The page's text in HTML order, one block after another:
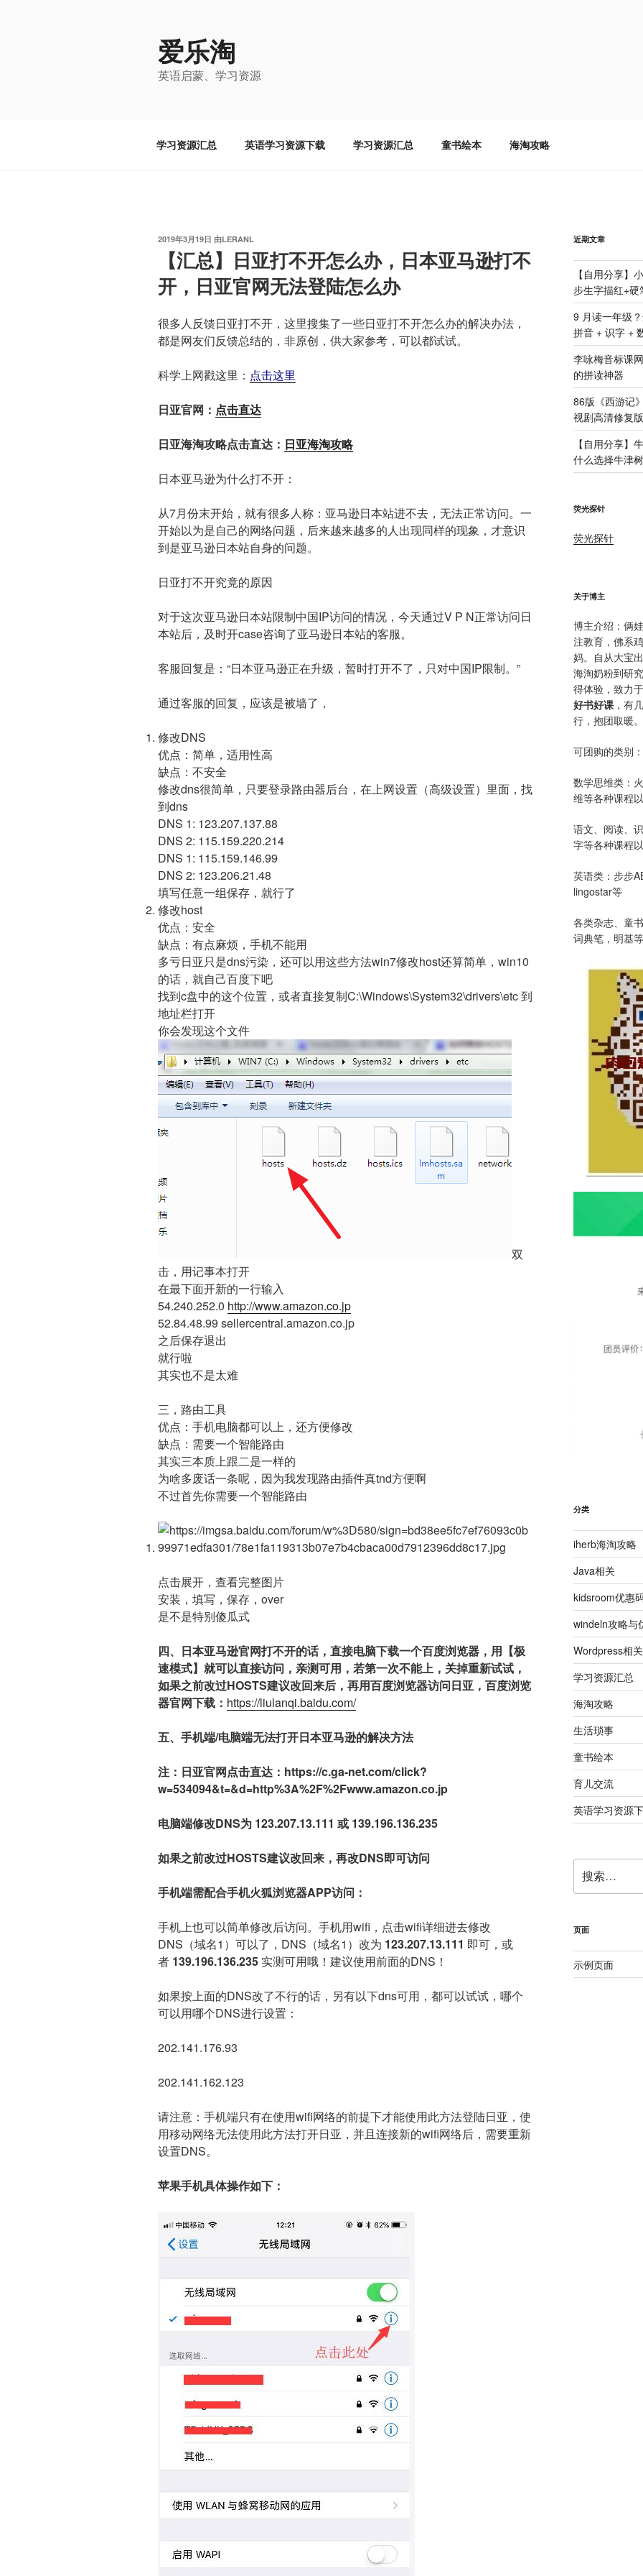
爱乐淘
英语启蒙、学习资源
学习资源汇总 英语学习资源下载 学习资源汇总 童书绘本 海淘攻略
发
2019年3月19日 由LERANL
【汇总】日亚打不开怎么办，日本亚马逊打不
开，日亚官网无法登陆怎么办
很多人反馈日亚打不开，这里搜集了一些日亚打不开怎么办的解决办法，
都是网友们反馈总结的，非原创，供大家参考，可以都试试。
科学上网戳这里： 点击这里
日亚官网： 点击直达
日亚海淘攻略点击直达： 日亚海淘攻略
日本亚马逊为什么打不开：
从7月份末开始，就有很多人称：亚马逊日本站进不去，无法正常访问。一
开始以为是自己的网络问题，后来越来越多的人出现同样的现象，才意识
到是亚马逊日本站自身的问题。
日亚打不开究竟的原因
对于这次亚马逊日本站限制中国IP访问的情况，今天通过V P N正常访问日
本站后，及时开case咨询了亚马逊日本站的客服。
客服回复是：“日本亚马逊正在升级，暂时打开不了，只对中国IP限制。”
通过客服的回复，应该是被墙了，
修改DNS
优点：简单，适用性高
缺点：不安全
修改dns很简单，只要登录路由器后台，在上网设置（高级设置）里面，找
到dns
DNS 1: 123.207.137.88
DNS 2: 115.159.220.214
DNS 1: 115.159.146.99
DNS 2: 123.206.21.48
填写任意一组保存，就行了
修改host
优点：安全
缺点：有点麻烦，手机不能用
多亏日亚只是dns污染，还可以用这些方法win7修改host还算简单，win10
的话，就自己百度下吧
找到c盘中的这个位置，或者直接复制C:\Windows\System32\drivers\etc 到
地址栏打开
你会发现这个文件
双
击，用记事本打开
在最下面开新的一行输入
54.240.252.0 http://www.amazon.co.jp
52.84.48.99 sellercentral.amazon.co.jp
之后保存退出
就行啦
其实也不是太难
三，路由工具
优点：手机电脑都可以上，还方便修改
缺点：需要一个智能路由
其实三本质上跟二是一样的
为啥多废话一条呢，因为我发现路由插件真tnd方便啊
不过首先你需要一个智能路由
点击展开，查看完整图片
安装，填写，保存，over
是不是特别傻瓜式
四、日本亚马逊官网打不开的话，直接电脑下载一个百度浏览器，用【极
速模式】就可以直接访问，亲测可用，若第一次不能上，关掉重新试试，
如果之前改过HOSTS建议改回来后，再用百度浏览器访问日亚，百度浏览
器官网下载： https://liulanqi.baidu.com/
五、手机端/电脑端无法打开日本亚马逊的解决方法
注：日亚官网点击直达：https://c.ga-net.com/click?
w=534094&t=&d=http%3A%2F%2Fwww.amazon.co.jp
电脑端修改DNS为 123.207.13.111 或 139.196.136.235
如果之前改过HOSTS建议改回来，再改DNS即可访问
手机端需配合手机火狐浏览器APP访问：
手机上也可以简单修改后访问。手机用wifi，点击wifi详细进去修改
DNS（域名1）可以了，DNS（域名1）改为 123.207.13.111 即可，或
者 139.196.136.235 实测可用哦！建议使用前面的DNS！
如果按上面的DNS改了不行的话，另有以下dns可用，都可以试试，哪个
可以用哪个DNS进行设置：
202.141.176.93
202.141.162.123
请注意：手机端只有在使用wifi网络的前提下才能使用此方法登陆日亚，使
用移动网络无法使用此方法打开日亚，并且连接新的wifi网络后，需要重新
设置DNS。
苹果手机具体操作如下：
近期文章
【自用分享】
步生字描红+
9 月读一年级
拼音 + 识字 +
李咏梅音标课
的拼读神器
86版《西游记
视剧高清修复
【自用分享】
什么选择牛津
荧光探针
荧光探针
关于博主
博主介绍：俩
注教育，佛系
妈。自从大宝
海淘奶粉到研
得体验，致力于
好书好课，有
行，抱团取暖。
可团购的类别：
数学思维类：
维等各种课程
语文、阅读、
字等各种课程
英语类：步步
lingostar等
各类杂志、童
词典笔，明基
分类
iherb海淘攻略
Java相关
kidsroom优惠
windeln攻略与
Wordpress相关
学习资源汇总
海淘攻略
生活琐事
童书绘本
育儿交流
英语学习资源
索：
页面
示例页面